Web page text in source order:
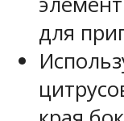
для